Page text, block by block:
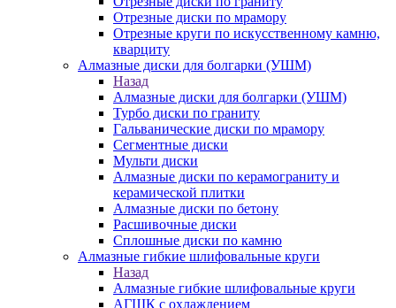
Отрезные диски по мрамору
Отрезные круги по искусственному камню,
кварциту
Алмазные диски для болгарки (УШМ)
Назад
Алмазные диски для болгарки (УШМ)
Турбо диски по граниту
Гальванические диски по мрамору
Сегментные диски
Мульти диски
Алмазные диски по керамограниту и
керамической плитки
Алмазные диски по бетону
Расшивочные диски
Сплошные диски по камню
Алмазные гибкие шлифовальные круги
Назад
Алмазные гибкие шлифовальные круги
АГШК с охлаждением